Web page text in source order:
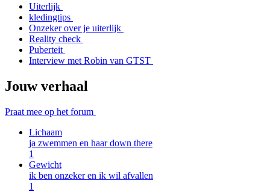
Uiterlijk
kledingtips
Onzeker over je uiterlijk
Reality check
Puberteit
Interview met Robin van GTST
Jouw verhaal
Praat mee op het forum
Lichaam
ja zwemmen en haar down there
1
Gewicht
ik ben onzeker en ik wil afvallen
1